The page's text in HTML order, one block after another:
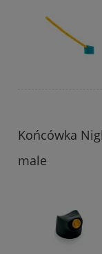
Końcówka
male